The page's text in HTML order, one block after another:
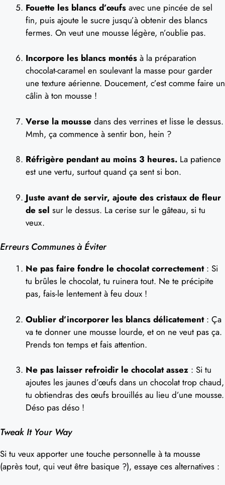
Fouette les blancs d’œufs avec une pincée de sel
fin, puis ajoute le sucre jusqu’à obtenir des blancs
fermes. On veut une mousse légère, n’oublie pas.
Incorpore les blancs montés à la préparation
chocolat-caramel en soulevant la masse pour garder
une texture aérienne. Doucement, c’est comme faire un
câlin à ton mousse !
Verse la mousse dans des verrines et lisse le dessus.
Mmh, ça commence à sentir bon, hein ?
Réfrigère pendant au moins 3 heures. La patience
est une vertu, surtout quand ça sent si bon.
Juste avant de servir, ajoute des cristaux de fleur
de sel sur le dessus. La cerise sur le gâteau, si tu
veux.
Erreurs Communes à Éviter
Ne pas faire fondre le chocolat correctement: Si
tu brûles le chocolat, tu ruinera tout. Ne te précipite
pas, fais-le lentement à feu doux !
Oublier d’incorporer les blancs délicatement: Ça
va te donner une mousse lourde, et on ne veut pas ça.
Prends ton temps et fais attention.
Ne pas laisser refroidir le chocolat assez : Si tu
ajoutes les jaunes d’œufs dans un chocolat trop chaud,
tu obtiendras des œufs brouillés au lieu d’une mousse.
Déso pas déso !
Tweak It Your Way
Si tu veux apporter une touche personnelle à ta mousse
(après tout, qui veut être basique ?), essaye ces alternatives :